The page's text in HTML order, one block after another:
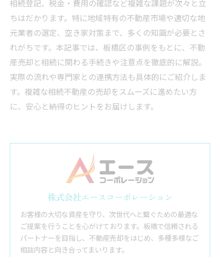
相続登記、税金・費用の確認など複雑な課題が次々と立
ちはだかります。特に地域特有の不動産市場や適切な地
元業者の選定、空き家対策まで、多くの知識が必要とさ
れがちです。本記事では、板橋区の事例をもとに、不動
産売却と相続に関わる手続きや注意点を徹底的に解説。
実際の流れや専門家との連携方法も具体的にご紹介しま
す。複雑な相続不動産の売却をスムーズに進めたい方
に、安心と納得のヒントをお届けします。
株式会社エースコーポレーション
お客様の大切な資産を守り、次世代へと繋ぐための最適な
ご提案を行うことを心がけております。板橋で信頼される
パートナーを目指し、不動産売却をはじめ、多種多様なご
相談内容と向き合ってまいります。